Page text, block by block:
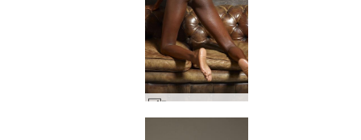
Валери дупе и афро #3